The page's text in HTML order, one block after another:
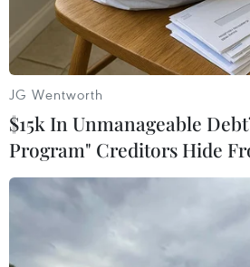
JG Wentworth
$15k In Unmanageable
Program" Creditors Hide